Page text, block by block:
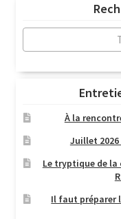
au
plus
À la
Juillet 2026
Le tryptique de
Il faut préparer